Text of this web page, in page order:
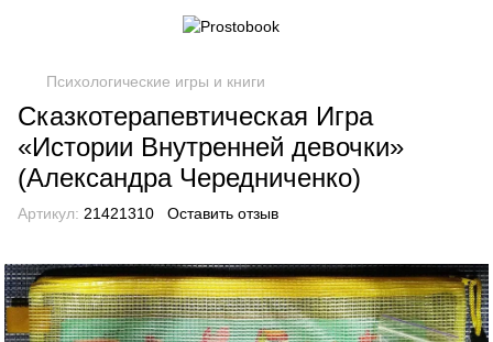
Психологические игры и книги
Сказкотерапевтическая Игра
«Истории Внутренней девочки»
(Александра Чередниченко)
Артикул: 21421310 Оставить отзыв